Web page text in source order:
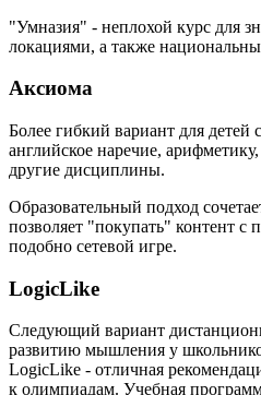
"Умназия" - неплохой курс для
локациями, а также
Аксиома
Более гибкий вариант для
английское наречие,
другие дисциплины.
Образовательный подход
позволяет "покупать" контент
подобно сетевой игре.
LogicLike
Следующий вариант
развитию мышления у
LogicLike - отличная
к олимпиадам. Учебная